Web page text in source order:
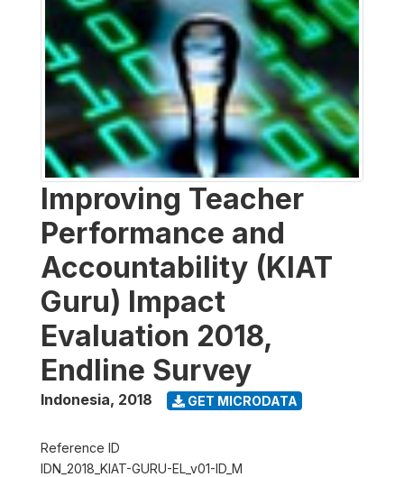
Improving Teacher
Performance and
Accountability (KIAT
Guru) Impact
Evaluation 2018,
Endline Survey
Indonesia, 2018 GET MICRODATA
Reference ID
IDN_2018_KIAT-GURU-EL_v01-ID_M